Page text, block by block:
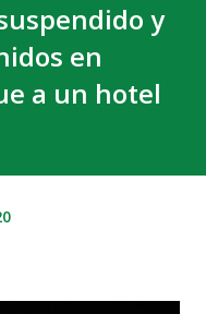
y
en
a un hotel